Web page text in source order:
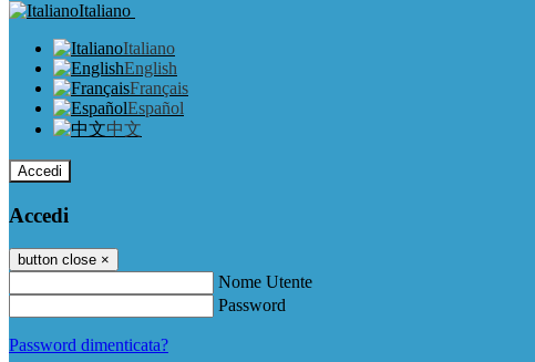
Italiano
Italiano
English
Français
Español
中文
Accedi
Accedi
button close ×
Nome Utente
Password
Password dimenticata?